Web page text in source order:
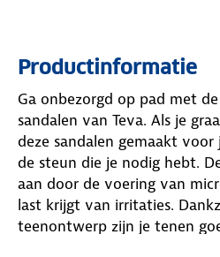
Productinformatie
Ga onbezorgd op pad met
sandalen van Teva. Als je
deze sandalen gemaakt voor
de steun die je nodig hebt.
aan door de voering van
last krijgt van irritaties.
teenontwerp zijn je tenen